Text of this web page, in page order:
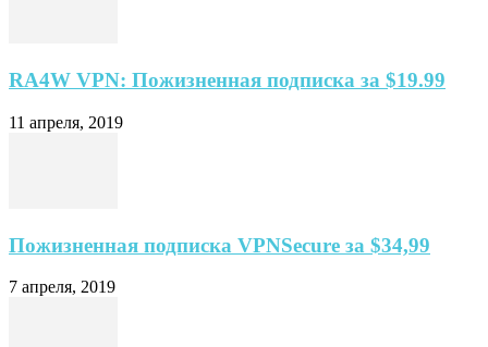
RA4W VPN: Пожизненная подписка за $19.99
11 апреля, 2019
Пожизненная подписка VPNSecure за $34,99
7 апреля, 2019